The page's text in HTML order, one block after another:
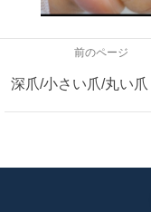
前のページ
深爪/小さい爪/丸い爪